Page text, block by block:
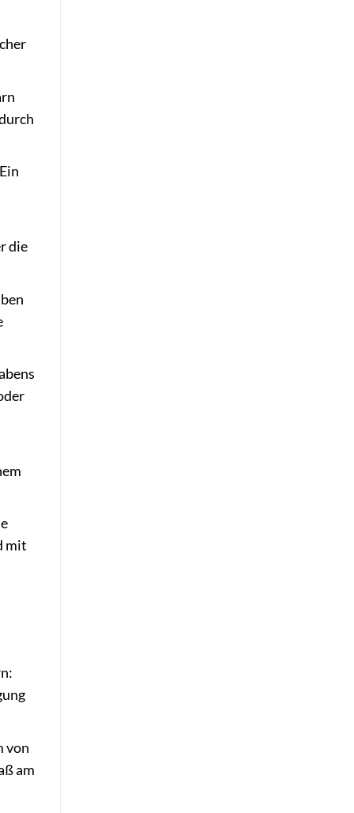
die
mit
von
am